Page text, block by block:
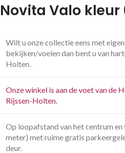
Novita Valo kleur
Wilt u onze collectie eens met
bekijken/voelen dan bent u van
Holten.
Onze winkel is aan de voet van de
Rijssen-Holten.
Op loopafstand van het centrum
meter) met ruime gratis
deur.